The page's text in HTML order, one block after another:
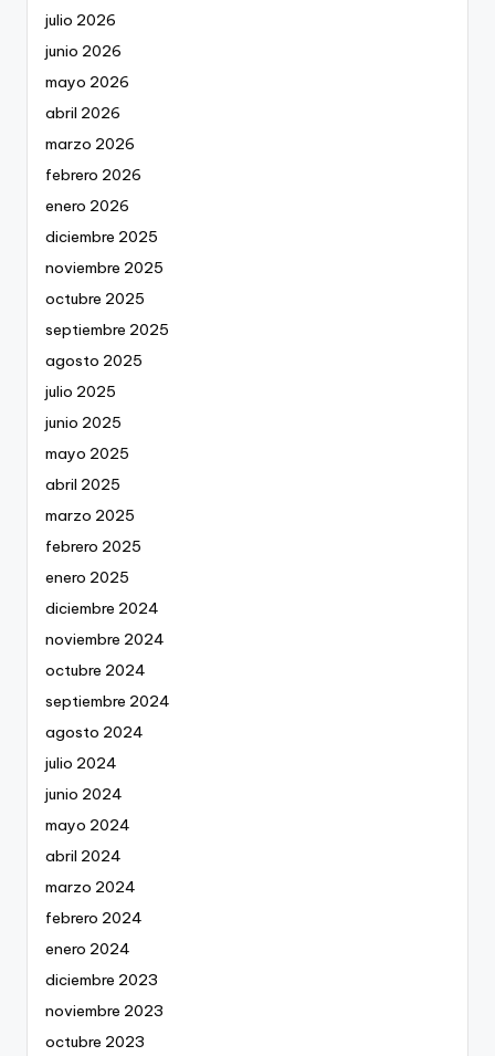
julio 2026
junio 2026
mayo 2026
abril 2026
marzo 2026
febrero 2026
enero 2026
diciembre 2025
noviembre 2025
octubre 2025
septiembre 2025
agosto 2025
julio 2025
junio 2025
mayo 2025
abril 2025
marzo 2025
febrero 2025
enero 2025
diciembre 2024
noviembre 2024
octubre 2024
septiembre 2024
agosto 2024
julio 2024
junio 2024
mayo 2024
abril 2024
marzo 2024
febrero 2024
enero 2024
diciembre 2023
noviembre 2023
octubre 2023